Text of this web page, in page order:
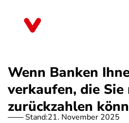
Wenn Banken
verkaufen, die Sie
zurückzahlen
Stand:21. November 2025